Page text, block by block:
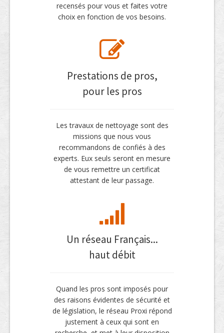
recensés pour vous et faites votre
choix en fonction de vos besoins.
Prestations de pros,
pour les pros
Les travaux de nettoyage sont des
missions que nous vous
recommandons de confiés à des
experts. Eux seuls seront en mesure
de vous remettre un certificat
attestant de leur passage.
Un réseau Français...
haut débit
Quand les pros sont imposés pour
des raisons évidentes de sécurité et
de législation, le réseau Proxi répond
justement à ceux qui sont en